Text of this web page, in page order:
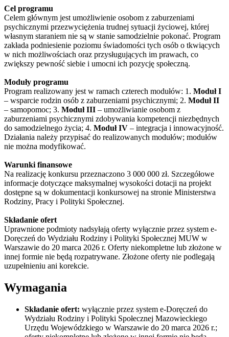
Cel programu
Celem głównym jest umożliwienie osobom z zaburzeniami
psychicznymi przezwyciężenia trudnej sytuacji życiowej, której
własnym staraniem nie są w stanie samodzielnie pokonać. Program
zakłada podniesienie poziomu świadomości tych osób o tkwiących
w nich możliwościach oraz przysługujących im prawach, co
zwiększy pewność siebie i umocni ich pozycję społeczną.
Moduły programu
Program realizowany jest w ramach czterech modułów: 1. Moduł I
– wsparcie rodzin osób z zaburzeniami psychicznymi; 2. Moduł II
– samopomoc; 3. Moduł III – umożliwianie osobom z
zaburzeniami psychicznymi zdobywania kompetencji niezbędnych
do samodzielnego życia; 4. Moduł IV – integracja i innowacyjność.
Działania należy przypisać do realizowanych modułów; modułów
nie można modyfikować.
Warunki finansowe
Na realizację konkursu przeznaczono 3 000 000 zł. Szczegółowe
informacje dotyczące maksymalnej wysokości dotacji na projekt
dostępne są w dokumentacji konkursowej na stronie Ministerstwa
Rodziny, Pracy i Polityki Społecznej.
Składanie ofert
Uprawnione podmioty nadsyłają oferty wyłącznie przez system e-
Doręczeń do Wydziału Rodziny i Polityki Społecznej MUW w
Warszawie do 20 marca 2026 r. Oferty niekompletne lub złożone w
innej formie nie będą rozpatrywane. Złożone oferty nie podlegają
uzupełnieniu ani korekcie.
Wymagania
Składanie ofert: wyłącznie przez system e-Doręczeń do
Wydziału Rodziny i Polityki Społecznej Mazowieckiego
Urzędu Wojewódzkiego w Warszawie do 20 marca 2026 r.;